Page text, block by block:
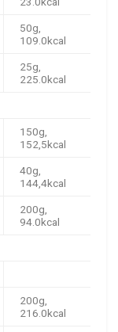
50g,
109.0kcal
25g,
225.0kcal
150g,
152,5kcal
40g,
144,4kcal
200g,
94.0kcal
200g,
216.0kcal